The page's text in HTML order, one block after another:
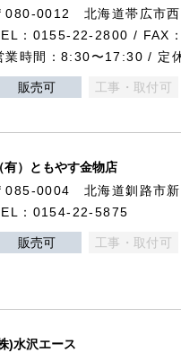
080-0012 北海道帯広市
：0155-22-2800 / FAX
業時間：8:30〜17:30 / 定
販売可 工事・取付可
有）ともやす金物店
085-0004 北海道釧路市新
：0154-22-5875
販売可 工事・取付可
)水沢エース